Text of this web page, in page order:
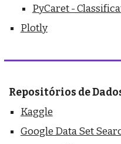
PyCaret -
Plotly
Repositórios de
Kaggle
Google Data Set